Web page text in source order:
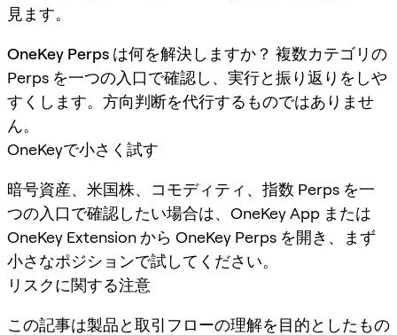
見ます。
OneKey Perps は何を解決しますか？ 複数カテゴリの
Perps を一つの入口で確認し、実行と振り返りをしや
すくします。方向判断を代行するものではありませ
ん。
OneKeyで小さく試す
暗号資産、米国株、コモディティ、指数 Perps を一
つの入口で確認したい場合は、OneKey App または
OneKey Extension から OneKey Perps を開き、まず
小さなポジションで試してください。
リスクに関する注意
この記事は製品と取引フローの理解を目的としたもの